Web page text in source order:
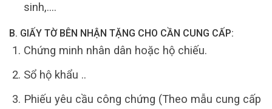
sinh,….
B. GIẤY TỜ BÊN NHẬN TẶNG CHO CẦN CUNG CẤP:
Chứng minh nhân dân hoặc hộ chiếu.
Sổ hộ khẩu ..
Phiếu yêu cầu công chứng (Theo mẫu cung cấp